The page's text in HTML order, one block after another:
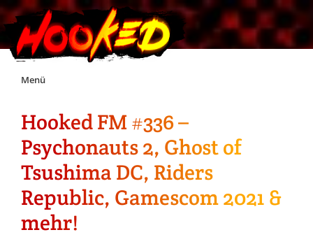
Skip
Menü
Unterstützt Hooked!
Exklusiv für Supporter*innen
Impressum
Hooked FM #336 –
Psychonauts 2, Ghost of
Tsushima DC, Riders
Republic, Gamescom 2021 &
mehr!